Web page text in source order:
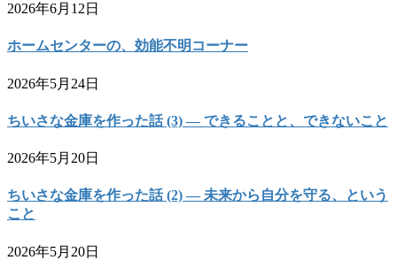
2026年6月12日
ホームセンターの、効能不明コーナー
2026年5月24日
ちいさな金庫を作った話 (3) — できることと、できないこと
2026年5月20日
ちいさな金庫を作った話 (2) — 未来から自分を守る、という
こと
2026年5月20日